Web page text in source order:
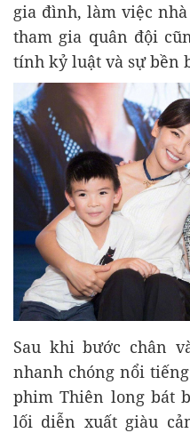
gia đình, làm việc
tham gia quân đội
tính kỷ luật và sự bền
Sau khi bước chân
nhanh chóng nổi
phim Thiên long bát
lối diễn xuất giàu